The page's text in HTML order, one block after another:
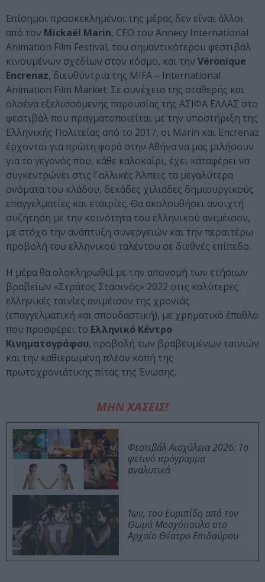
Επίσημοι προσκεκλημένοι της μέρας δεν είναι άλλοι
από τον Mickaël Marin, CEO του Annecy International
Animation Film Festival, του σημαντικότερου φεστιβάλ
κινουμένων σχεδίων στον κόσμο, και την Véronique
Encrenaz, διευθύντρια της MIFA – International
Animation Film Market. Σε συνέχεια της σταθερής και
ολοένα εξελισσόμενης παρουσίας της ΑΣΙΦΑ ΕΛΛΑΣ στο
φεστιβάλ που πραγματοποιείται με την υποστήριξη της
Ελληνικής Πολιτείας από το 2017, οι Marin και Encrenaz
έρχονται για πρώτη φορά στην Αθήνα να μας μιλήσουν
για το γεγονός που, κάθε καλοκαίρι, έχει καταφέρει να
συγκεντρώνει στις Γαλλικές Άλπεις τα μεγαλύτερα
ονόματα του κλάδου, δεκάδες χιλιάδες δημιουργικούς
επαγγελματίες και εταιρίες. Θα ακολουθήσει ανοιχτή
συζήτηση με την κοινότητα του ελληνικού ανιμέισον,
με στόχο την ανάπτυξη συνεργειών και την περαιτέρω
προβολή του ελληνικού ταλέντου σε διεθνές επίπεδο.
Η μέρα θα ολοκληρωθεί με την απονομή των ετήσιων
βραβείων «Στράτος Στασινός» 2022 στις καλύτερες
ελληνικές ταινίες ανιμέισον της χρονιάς
(επαγγελματική και σπουδαστική), με χρηματικό έπαθλο
που προσφέρει το Ελληνικό Κέντρο
Κινηματογράφου, προβολή των βραβευμένων ταινιών
και την καθιερωμένη πλέον κοπή της
πρωτοχρονιάτικης πίτας της Ένωσης.
ΜΗΝ ΧΑΣΕΙΣ!
Φεστιβάλ Αισχύλεια 2026: Το
φετινό πρόγραμμα
αναλυτικά
Ίων, του Ευριπίδη από τον
Θωμά Μοσχόπουλο στο
Αρχαίο Θέατρο Επιδαύρου